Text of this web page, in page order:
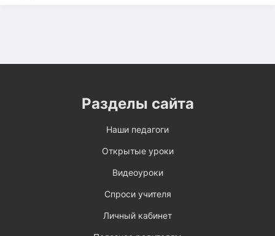
Разделы сайта
Наши педагоги
Открытые уроки
Видеоуроки
Спроси учителя
Личный кабинет